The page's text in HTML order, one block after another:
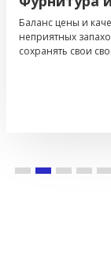
Баланс цены и
выделения
до 80 лет и